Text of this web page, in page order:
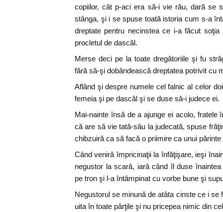
copiilor, cât p-aci era să-i vie rău, dară se
stânga, şi i se spuse toată istoria cum s-a
dreptate pentru necinstea ce i-a făcut
procletul de dascăl.
Merse deci pe la toate dregătoriile şi fu
fără să-şi dobândească dreptatea potrivit cu
Aflând şi despre numele cel falnic al celor
femeia şi pe dascăl şi se duse să-i judece ei.
Mai-nainte însă de a ajunge ei acolo, fratele
că are să vie tată-său la judecată, spuse
chibzuiră ca să facă o priimire ca unui
Când veniră împricinaţii la înfăţişare, ieşi
negustor la scară, iară când îl duse
pe tron şi l-a întâmpinat cu vorbe bune şi
Negustorul se minună de atâta cinste ce i
uita în toate părţile şi nu pricepea nimic din